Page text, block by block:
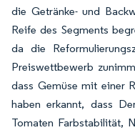
die Getränke- und
Reife des Segments
da die
Preiswettbewerb
dass Gemüse mit einer
haben erkannt, dass
Tomaten Farbstabilität,